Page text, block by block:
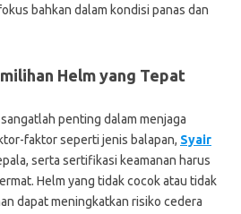
bahkan dalam kondisi panas dan
Helm yang Tepat
penting dalam menjaga
faktor seperti jenis balapan, Syair
serta sertifikasi keamanan harus
Helm yang tidak cocok atau tidak
dapat meningkatkan risiko cedera